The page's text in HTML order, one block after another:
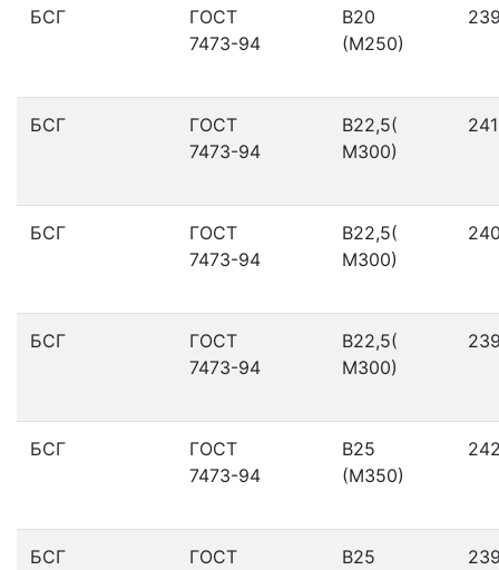
БСГ
ГОСТ
7473-94
В20
(М250)
БСГ
ГОСТ
7473-94
В22,5(
М300)
БСГ
ГОСТ
7473-94
В22,5(
М300)
БСГ
ГОСТ
7473-94
В22,5(
М300)
БСГ
ГОСТ
7473-94
В25
(М350)
БСГ
ГОСТ
В25